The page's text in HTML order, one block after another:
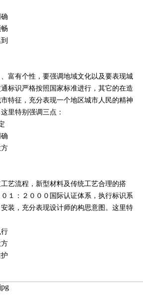
富有个性，要强调地域文化以及要表现城
标识严格按照国家标准进行，其它的在造
特征，充分表现一个地区城市人民的精神
里特别强调三点：
艺流程，新型材料及传统工艺合理的搭
１：２０００国际认证体系，执行标识系
装，充分表现设计师的构思意图。这里特